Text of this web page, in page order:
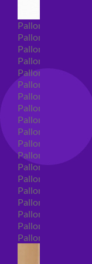
Palloncini Super
Palloncini nascita
Palloncini
Palloncini primo
Palloncini
Palloncini
Palloncini cresima
Palloncini laurea
Palloncini
Palloncini 18 anni
Palloncini 30 anni
Palloncini Altre
Palloncini 40 anni
Palloncini Animali
Palloncini 50 anni
Palloncini 60/70/
Palloncini
Palloncini
Palloncini generici